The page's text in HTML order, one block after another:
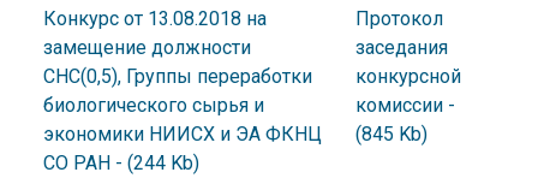
Конкурс от 13.08.2018 на
замещение должности
СНС(0,5), Группы переработки
биологического сырья и
экономики НИИСХ и ЭА ФКНЦ
СО РАН - (244 Kb)
Протокол
заседания
конкурсной
комиссии -
(845 Kb)